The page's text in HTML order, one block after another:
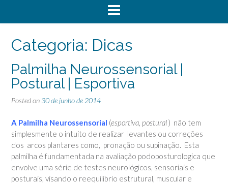
Categoria: Dicas
Palmilha Neurossensorial |
Postural | Esportiva
Posted on 30 de junho de 2014
A Palmilha Neurossensorial (esportiva, postural) não tem
simplesmente o intuito de realizar levantes ou correções
dos arcos plantares como, pronação ou supinação. Esta
palmilha é fundamentada na avaliação podoposturologica que
envolve uma série de testes neurológicos, sensoriais e
posturais, visando o reequilíbrio estrutural, muscular e